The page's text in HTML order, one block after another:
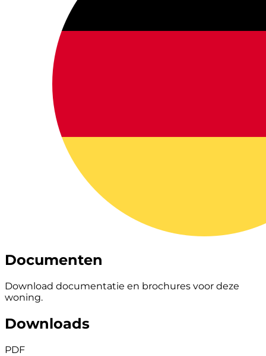
Documenten
Download documentatie en brochures voor deze
woning.
Downloads
PDF